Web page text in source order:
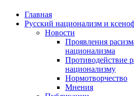
Главная
Русский национализм и
Новости
Проявления
национализма
Противодействие
национализму
Нормотворчество
Мнения